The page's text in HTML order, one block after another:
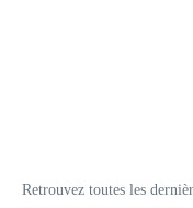
Retrouvez toutes les